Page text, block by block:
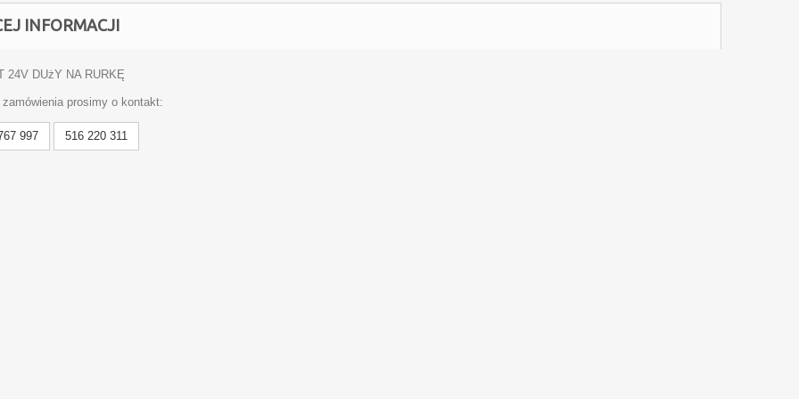
INFORMACJI
24V DUżY NA RURKĘ
prosimy o kontakt:
997 516 220 311